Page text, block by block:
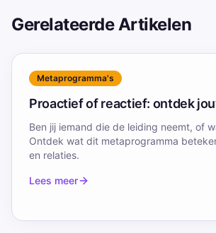
Gerelateerde Artikelen
Metaprogramma's
Proactief of reactief: ontdek
Ben jij iemand die de leiding neemt, of
Ontdek wat dit metaprogramma
en relaties.
Lees meer